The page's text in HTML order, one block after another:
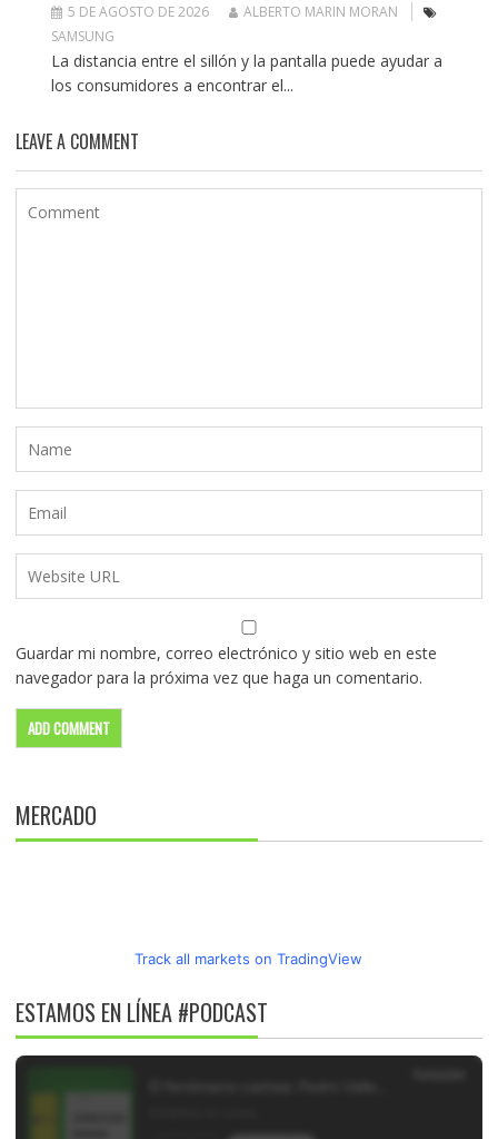
5 DE AGOSTO DE 2026
ALBERTO MARIN MORAN
SAMSUNG
La distancia entre el sillón y la pantalla puede ayudar a
los consumidores a encontrar el...
LEAVE A COMMENT
Guardar mi nombre, correo electrónico y sitio web en este
navegador para la próxima vez que haga un comentario.
MERCADO
Track all markets on TradingView
ESTAMOS EN LÍNEA #PODCAST